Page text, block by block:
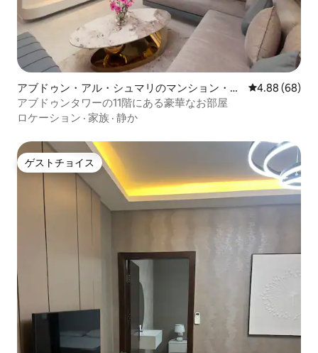
アブドゥン・アル・シュマリのマンション・ア
パート
レビュー68件
4.88 (68)
アブドゥンタワーの11階にある豪華なお部屋
ロケーション · 家族 · 静か
ゲストチョイス
ゲストチョイス